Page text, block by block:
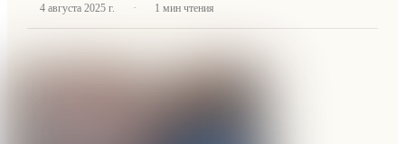
4 августа 2025 г. · 1 мин чтения